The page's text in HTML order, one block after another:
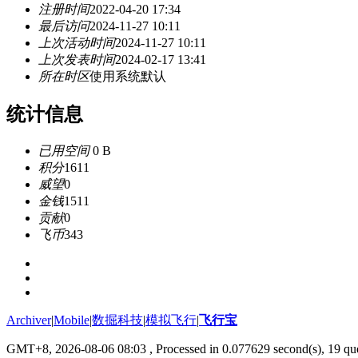
注册时间2022-04-20 17:34
最后访问2024-11-27 10:11
上次活动时间2024-11-27 10:11
上次发表时间2024-02-17 13:41
所在时区使用系统默认
统计信息
已用空间0 B
积分1611
威望0
金钱1511
贡献0
飞币343
Archiver|Mobile|数掘科技|模拟飞行|飞行宝
GMT+8, 2026-08-06 08:03 , Processed in 0.077629 second(s), 19